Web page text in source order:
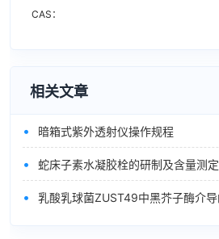
CAS：
相关文章
• 暗箱式紫外透射仪操作规程
• 蛇床子素水凝胶栓的研制及含量测定
•